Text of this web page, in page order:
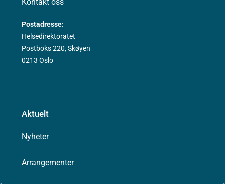
Postadresse:
Helsedirektoratet
Postboks 220, Skøyen
0213 Oslo
Aktuelt
Nyheter
Arrangementer